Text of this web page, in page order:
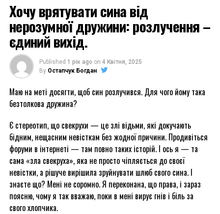
Хочу врятувати сина від
нерозумної дружини: розлучення –
єдиний вихід.
Published 1 рік ago on 4 Квітня, 2025
By Остапчук Богдан
Маю на меті досягти, щоб син розлучився. Для чого йому така
безтолкова дружина?
Є стереотип, що свекрухи — це злі відьми, які докучають
бідним, нещасним невісткам без жодної причини. Продивіться
форуми в інтернеті — там повно таких історій. І ось я — та
сама «зла свекруха», яка не просто чіпляється до своєї
невістки, а рішуче вирішила зруйнувати шлюб свого сина. І
знаєте що? Мені не соромно. Я переконана, що права, і зараз
поясню, чому я так вважаю, поки в мені вирує гнів і біль за
свого хлопчика.